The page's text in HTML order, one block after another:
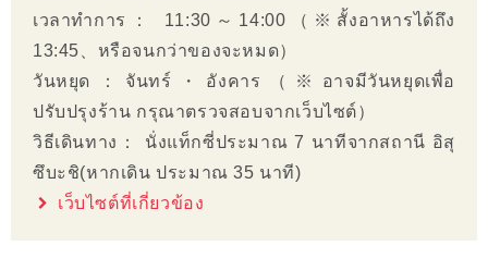
เวลาทำการ： 11:30～14:00（※สั้งอาหารได้ถึง
13:45、หรือจนกว่าของจะหมด）
วันหยุด：จันทร์・อังคาร（※อาจมีวันหยุดเพื่อ
ปรับปรุงร้าน กรุณาตรวจสอบจากเว็บไซต์）
วิธีเดินทาง： นั่งแท็กซี่ประมาณ 7 นาทีจากสถานี อิสุ
ซึบะชิ(หากเดิน ประมาณ 35 นาที)
เว็บไซต์ที่เกี่ยวข้อง